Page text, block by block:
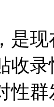
是
收
性